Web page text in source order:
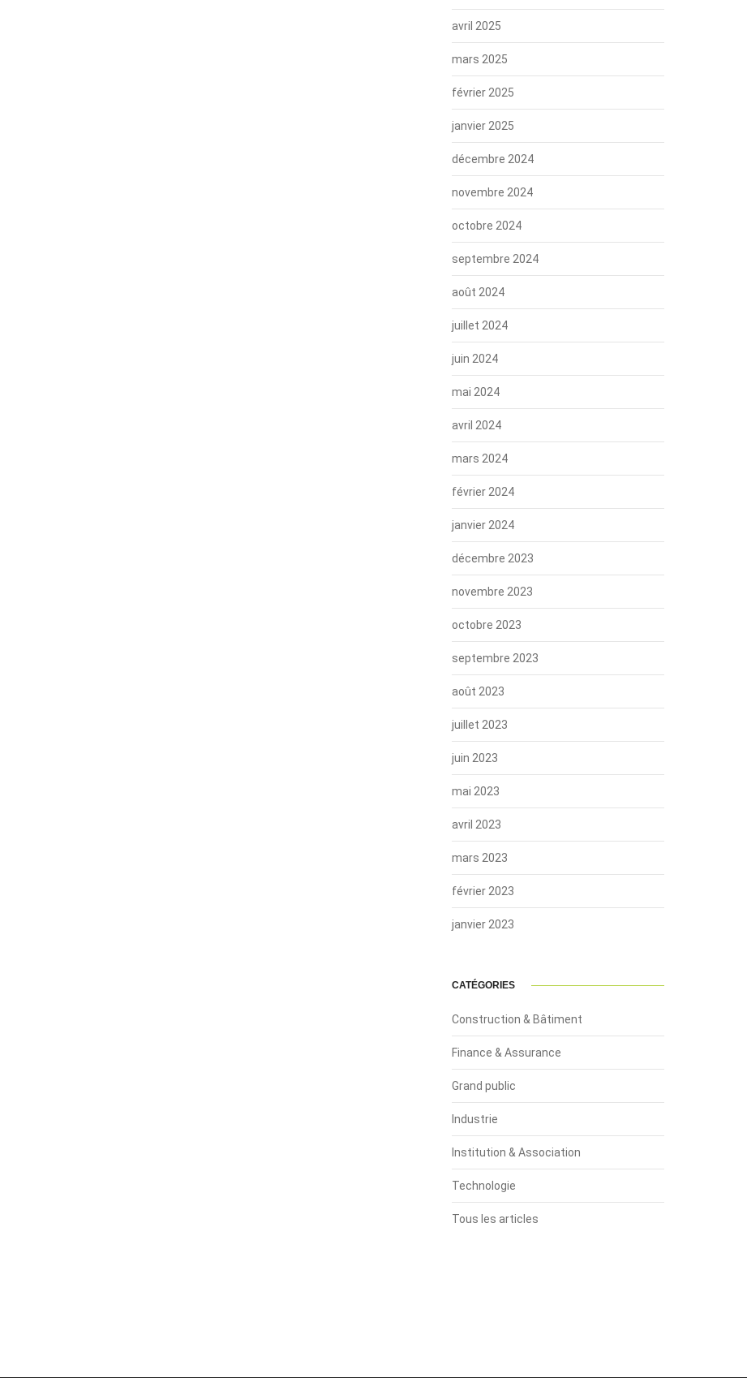
avril 2025
mars 2025
février 2025
janvier 2025
décembre 2024
novembre 2024
octobre 2024
septembre 2024
août 2024
juillet 2024
juin 2024
mai 2024
avril 2024
mars 2024
février 2024
janvier 2024
décembre 2023
novembre 2023
octobre 2023
septembre 2023
août 2023
juillet 2023
juin 2023
mai 2023
avril 2023
mars 2023
février 2023
janvier 2023
CATÉGORIES
Construction & Bâtiment
Finance & Assurance
Grand public
Industrie
Institution & Association
Technologie
Tous les articles